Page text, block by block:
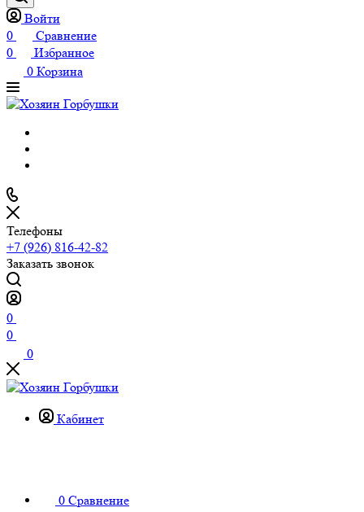
Войти
0
Сравнение
0
Избранное
0 Корзина
Телефоны
+7 (926) 816-42-82
Заказать звонок
0
0
0
Кабинет
0 Сравнение